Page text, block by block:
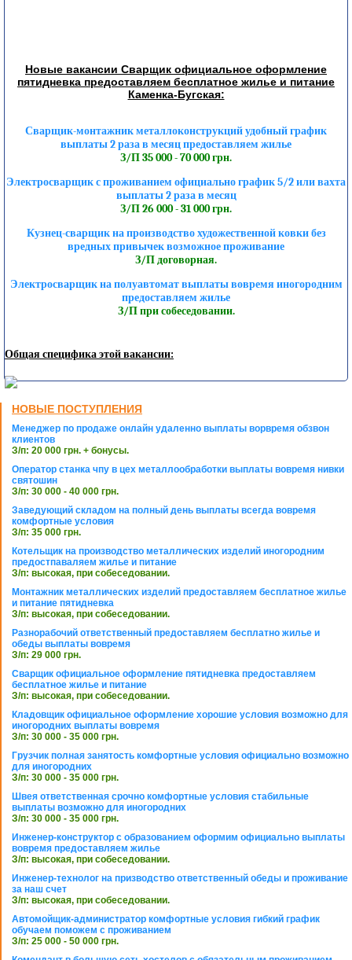
Новые вакансии Сварщик официальное оформление
пятидневка предоставляем бесплатное жилье и питание
Каменка-Бугская:
Сварщик-монтажник металлоконструкций удобный график
выплаты 2 раза в месяц предоставляем жилье
З/П 35 000 - 70 000 грн.
Электросварщик с проживанием официально график 5/2 или вахта
выплаты 2 раза в месяц
З/П 26 000 - 31 000 грн.
Кузнец-сварщик на производство художественной ковки без
вредных привычек возможное проживание
З/П договорная.
Электросварщик на полуавтомат выплаты вовремя иногородним
предоставляем жилье
З/П при собеседовании.
Общая специфика этой вакансии:
НОВЫЕ ПОСТУПЛЕНИЯ
Менеджер по продаже онлайн удаленно выплаты ворвремя обзвон
клиентов
З/п: 20 000 грн. + бонусы.
Оператор станка чпу в цех металлообработки выплаты вовремя нивки
святошин
З/п: 30 000 - 40 000 грн.
Заведующий складом на полный день выплаты всегда вовремя
комфортные условия
З/п: 35 000 грн.
Котельщик на производство металлических изделий иногородним
предостпаваляем жилье и питание
З/п: высокая, при собеседовании.
Монтажник металлических изделий предоставляем бесплатное жилье
и питание пятидневка
З/п: высокая, при собеседовании.
Разнорабочий ответственный предоставляем бесплатно жилье и
обеды выплаты вовремя
З/п: 29 000 грн.
Сварщик официальное оформление пятидневка предоставляем
бесплатное жилье и питание
З/п: высокая, при собеседовании.
Кладовщик официальное оформление хорошие условия возможно для
иногородних выплаты вовремя
З/п: 30 000 - 35 000 грн.
Грузчик полная занятость комфортные условия официально возможно
для иногородних
З/п: 30 000 - 35 000 грн.
Швея ответственная срочно комфортные условия стабильные
выплаты возможно для иногородних
З/п: 30 000 - 35 000 грн.
Инженер-конструктор с образованием оформим официально выплаты
вовремя предоставляем жилье
З/п: высокая, при собеседовании.
Инженер-технолог на призводство ответственный обеды и проживание
за наш счет
З/п: высокая, при собеседовании.
Автомойщик-администратор комфортные условия гибкий график
обучаем поможем с проживанием
З/п: 25 000 - 50 000 грн.